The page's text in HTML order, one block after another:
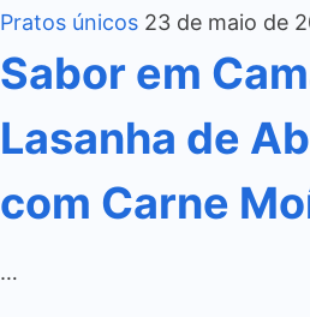
Pratos únicos 23 de maio de
Sabor em
Lasanha de
com Carne
…